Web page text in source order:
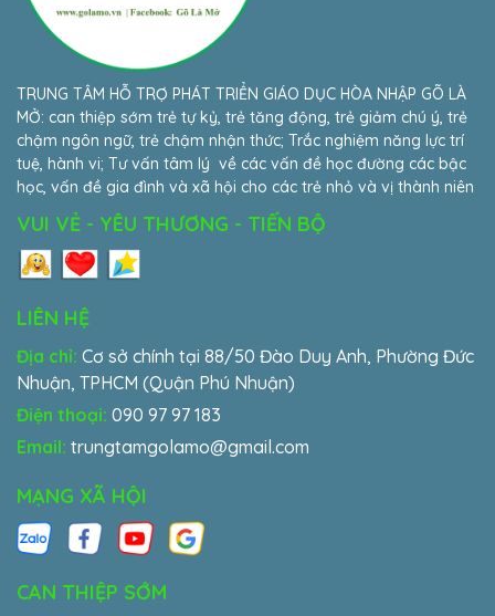
TRUNG TÂM HỖ TRỢ PHÁT TRIỂN GIÁO DỤC HÒA NHẬP GÕ LÀ
MỞ: can thiệp sớm trẻ tự kỷ, trẻ tăng động, trẻ giảm chú ý, trẻ
chậm ngôn ngữ, trẻ chậm nhận thức; Trắc nghiệm năng lực trí
tuệ, hành vi; Tư vấn tâm lý về các vấn đề học đường các bậc
học, vấn đề gia đình và xã hội cho các trẻ nhỏ và vị thành niên
VUI VẺ - YÊU THƯƠNG - TIẾN BỘ
LIÊN HỆ
Địa chỉ: Cơ sở chính tại 88/50 Đào Duy Anh, Phường Đức
Nhuận, TPHCM (Quận Phú Nhuận)
Điện thoại: 090 97 97 183
Email: trungtamgolamo@gmail.com
MẠNG XÃ HỘI
CAN THIỆP SỚM